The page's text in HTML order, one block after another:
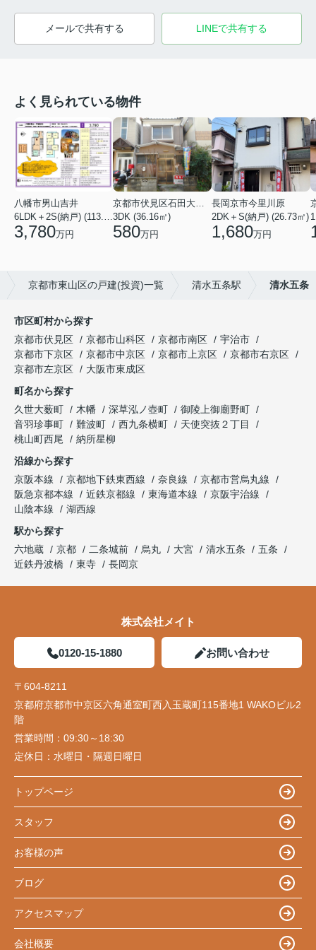
メールで共有する LINEで共有する
よく見られている物件
八幡市男山吉井
6LDK＋2S(納戸) (113.20㎡)
3,780万円
京都市伏見区石田大受町
3DK (36.16㎡)
580万円
長岡京市今里川原
2DK＋S(納戸) (26.73㎡)
1,680万円
京都市東山区の戸建(投資)一覧 清水五条駅 清水五条
市区町村から探す
京都市伏見区
京都市山科区 京都市南区
宇治市
京都市下京区
京都市中京区 京都市上京区
京都市右京区
京都市左京区
大阪市東成区
町名から探す
久世大薮町
木幡 深草泓ノ壺町
御陵上御廟野町
音羽珍事町
難波町 西九条横町
天使突抜２丁目
桃山町西尾
納所星柳
沿線から探す
京阪本線
京都地下鉄東西線 奈良線
京都市営烏丸線
阪急京都本線
近鉄京都線 東海道本線
京阪宇治線
山陰本線
湖西線
駅から探す
六地蔵
京都 二条城前 烏丸 大宮 清水五条
五条
近鉄丹波橋
東寺 長岡京
株式会社メイト
0120-15-1880 お問い合わせ
〒604-8211
京都府京都市中京区六角通室町西入玉蔵町115番地1 WAKOビル2
階
営業時間： 09:30～18:30
定休日： 水曜日・隔週日曜日
トップページ
スタッフ
お客様の声
ブログ
アクセスマップ
会社概要